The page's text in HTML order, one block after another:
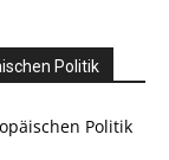
Politik
Politik